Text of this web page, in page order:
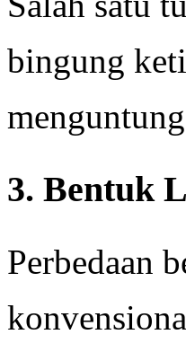
bingung
3. Bentuk
Perbedaan